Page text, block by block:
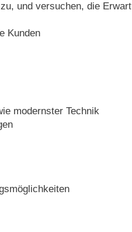
und versuchen, die
Kunden
modernster Technik